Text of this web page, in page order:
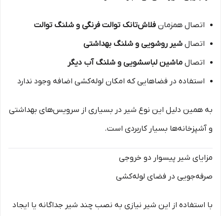
اتصال همزمان فلاش‌تانک توالت فرنگی و شلنگ توالت
اتصال شیر روشویی و شلنگ بهداشتی
اتصال ماشین لباسشویی و شلنگ آب دیگر
استفاده در فضاهایی که امکان لوله‌کشی اضافه وجود ندارد
به همین دلیل این نوع شیر در بسیاری از سرویس‌های بهداشتی
و آشپزخانه‌ها بسیار کاربردی است.
مزایای شیر پیسوار دو خروجی
صرفه‌جویی در فضای لوله‌کشی
با استفاده از این شیر نیازی به نصب چند شیر جداگانه یا ایجاد